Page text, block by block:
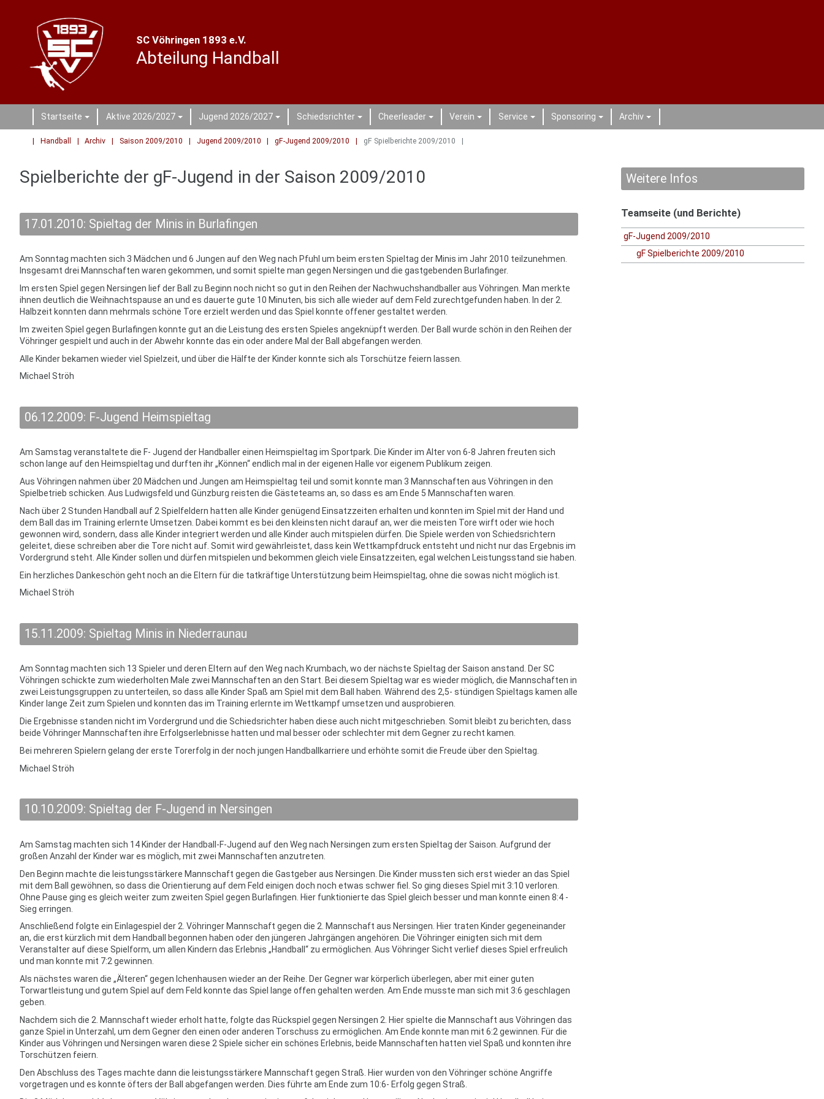
SC Vöhringen 1893 e.V.
Abteilung Handball
+
Startseite
+
Aktive 2026/2027
+
Jugend 2026/2027
+
Schiedsrichter
+
Cheerleader
+
Verein
+
Service
+
Sponsoring
+
Archiv
Handball Archiv Saison 2009/2010 Jugend 2009/2010 gF-Jugend 2009/2010 gF Spielberichte 2009/2010
Spielberichte der gF-Jugend in der Saison 2009/2010
17.01.2010: Spieltag der Minis in Burlafingen
Am Sonntag machten sich 3 Mädchen und 6 Jungen auf den Weg nach Pfuhl um beim ersten Spieltag der Minis im Jahr 2010 teilzunehmen.
Insgesamt drei Mannschaften waren gekommen, und somit spielte man gegen Nersingen und die gastgebenden Burlafinger.
Im ersten Spiel gegen Nersingen lief der Ball zu Beginn noch nicht so gut in den Reihen der Nachwuchshandballer aus Vöhringen. Man merkte
ihnen deutlich die Weihnachtspause an und es dauerte gute 10 Minuten, bis sich alle wieder auf dem Feld zurechtgefunden haben. In der 2.
Halbzeit konnten dann mehrmals schöne Tore erzielt werden und das Spiel konnte offener gestaltet werden.
Im zweiten Spiel gegen Burlafingen konnte gut an die Leistung des ersten Spieles angeknüpft werden. Der Ball wurde schön in den Reihen der
Vöhringer gespielt und auch in der Abwehr konnte das ein oder andere Mal der Ball abgefangen werden.
Alle Kinder bekamen wieder viel Spielzeit, und über die Hälfte der Kinder konnte sich als Torschütze feiern lassen.
Michael Ströh
06.12.2009: F-Jugend Heimspieltag
Am Samstag veranstaltete die F- Jugend der Handballer einen Heimspieltag im Sportpark. Die Kinder im Alter von 6-8 Jahren freuten sich
schon lange auf den Heimspieltag und durften ihr „Können“ endlich mal in der eigenen Halle vor eigenem Publikum zeigen.
Aus Vöhringen nahmen über 20 Mädchen und Jungen am Heimspieltag teil und somit konnte man 3 Mannschaften aus Vöhringen in den
Spielbetrieb schicken. Aus Ludwigsfeld und Günzburg reisten die Gästeteams an, so dass es am Ende 5 Mannschaften waren.
Nach über 2 Stunden Handball auf 2 Spielfeldern hatten alle Kinder genügend Einsatzzeiten erhalten und konnten im Spiel mit der Hand und
dem Ball das im Training erlernte Umsetzen. Dabei kommt es bei den kleinsten nicht darauf an, wer die meisten Tore wirft oder wie hoch
gewonnen wird, sondern, dass alle Kinder integriert werden und alle Kinder auch mitspielen dürfen. Die Spiele werden von Schiedsrichtern
geleitet, diese schreiben aber die Tore nicht auf. Somit wird gewährleistet, dass kein Wettkampfdruck entsteht und nicht nur das Ergebnis im
Vordergrund steht. Alle Kinder sollen und dürfen mitspielen und bekommen gleich viele Einsatzzeiten, egal welchen Leistungsstand sie haben.
Ein herzliches Dankeschön geht noch an die Eltern für die tatkräftige Unterstützung beim Heimspieltag, ohne die sowas nicht möglich ist.
Michael Ströh
15.11.2009: Spieltag Minis in Niederraunau
Am Sonntag machten sich 13 Spieler und deren Eltern auf den Weg nach Krumbach, wo der nächste Spieltag der Saison anstand. Der SC
Vöhringen schickte zum wiederholten Male zwei Mannschaften an den Start. Bei diesem Spieltag war es wieder möglich, die Mannschaften in
zwei Leistungsgruppen zu unterteilen, so dass alle Kinder Spaß am Spiel mit dem Ball haben. Während des 2,5- stündigen Spieltags kamen alle
Kinder lange Zeit zum Spielen und konnten das im Training erlernte im Wettkampf umsetzen und ausprobieren.
Die Ergebnisse standen nicht im Vordergrund und die Schiedsrichter haben diese auch nicht mitgeschrieben. Somit bleibt zu berichten, dass
beide Vöhringer Mannschaften ihre Erfolgserlebnisse hatten und mal besser oder schlechter mit dem Gegner zu recht kamen.
Bei mehreren Spielern gelang der erste Torerfolg in der noch jungen Handballkarriere und erhöhte somit die Freude über den Spieltag.
Michael Ströh
10.10.2009: Spieltag der F-Jugend in Nersingen
Am Samstag machten sich 14 Kinder der Handball-F-Jugend auf den Weg nach Nersingen zum ersten Spieltag der Saison. Aufgrund der
großen Anzahl der Kinder war es möglich, mit zwei Mannschaften anzutreten.
Den Beginn machte die leistungsstärkere Mannschaft gegen die Gastgeber aus Nersingen. Die Kinder mussten sich erst wieder an das Spiel
mit dem Ball gewöhnen, so dass die Orientierung auf dem Feld einigen doch noch etwas schwer fiel. So ging dieses Spiel mit 3:10 verloren.
Ohne Pause ging es gleich weiter zum zweiten Spiel gegen Burlafingen. Hier funktionierte das Spiel gleich besser und man konnte einen 8:4 -
Sieg erringen.
Anschließend folgte ein Einlagespiel der 2. Vöhringer Mannschaft gegen die 2. Mannschaft aus Nersingen. Hier traten Kinder gegeneinander
an, die erst kürzlich mit dem Handball begonnen haben oder den jüngeren Jahrgängen angehören. Die Vöhringer einigten sich mit dem
Veranstalter auf diese Spielform, um allen Kindern das Erlebnis „Handball“ zu ermöglichen. Aus Vöhringer Sicht verlief dieses Spiel erfreulich
und man konnte mit 7:2 gewinnen.
Als nächstes waren die „Älteren“ gegen Ichenhausen wieder an der Reihe. Der Gegner war körperlich überlegen, aber mit einer guten
Torwartleistung und gutem Spiel auf dem Feld konnte das Spiel lange offen gehalten werden. Am Ende musste man sich mit 3:6 geschlagen
geben.
Nachdem sich die 2. Mannschaft wieder erholt hatte, folgte das Rückspiel gegen Nersingen 2. Hier spielte die Mannschaft aus Vöhringen das
ganze Spiel in Unterzahl, um dem Gegner den einen oder anderen Torschuss zu ermöglichen. Am Ende konnte man mit 6:2 gewinnen. Für die
Kinder aus Vöhringen und Nersingen waren diese 2 Spiele sicher ein schönes Erlebnis, beide Mannschaften hatten viel Spaß und konnten ihre
Torschützen feiern.
Den Abschluss des Tages machte dann die leistungsstärkere Mannschaft gegen Straß. Hier wurden von den Vöhringer schöne Angriffe
vorgetragen und es konnte öfters der Ball abgefangen werden. Dies führte am Ende zum 10:6- Erfolg gegen Straß.
Weitere Infos
Teamseite (und Berichte)
gF-Jugend 2009/2010
gF Spielberichte 2009/2010